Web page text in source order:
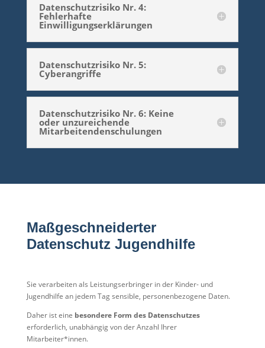
Datenschutzrisiko Nr. 4:
Fehlerhafte
Einwilligungserklärungen
Datenschutzrisiko Nr. 5:
Cyberangriffe
Datenschutzrisiko Nr. 6: Keine
oder unzureichende
Mitarbeitendenschulungen
Maßgeschneiderter
Datenschutz Jugendhilfe
Sie verarbeiten als Leistungserbringer in der Kinder- und
Jugendhilfe an jedem Tag sensible, personenbezogene Daten.
Daher ist eine besondere Form des Datenschutzes
erforderlich, unabhängig von der Anzahl Ihrer
Mitarbeiter*innen.